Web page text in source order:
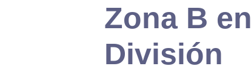
Zona B
División